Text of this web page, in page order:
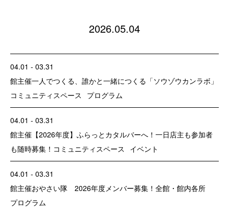
2026.05.04
04.01 - 03.31
館主催一人でつくる、誰かと一緒につくる「ソウゾウカンラボ」
コミュニティスペース
プログラム
04.01 - 03.31
館主催 【2026年度】ふらっとカタルバーへ！一日店主も参加者
も随時募集！ コミュニティスペース イベント
04.01 - 03.31
館主催おやさい隊 2026年度メンバー募集！ 全館・館内各所
プログラム